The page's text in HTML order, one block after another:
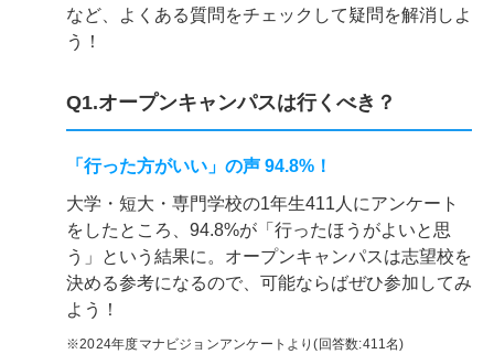
など、よくある質問をチェックして疑問を解消しよ
う！
Q1.オープンキャンパスは行くべき？
「行った方がいい」の声 94.8%！
大学・短大・専門学校の1年生411人にアンケート
をしたところ、94.8%が「行ったほうがよいと思
う」という結果に。オープンキャンパスは志望校を
決める参考になるので、可能ならばぜひ参加してみ
よう！
※2024年度マナビジョンアンケートより(回答数:411名)